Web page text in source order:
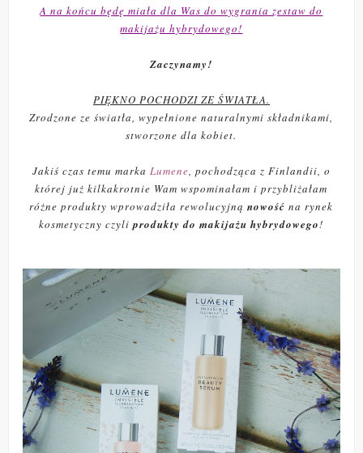
A na końcu będę miała dla Was do wygrania zestaw do
makijażu hybrydowego!
Zaczynamy!
PIĘKNO POCHODZI ZE ŚWIATŁA.
Zrodzone ze światła, wypełnione naturalnymi składnikami,
stworzone dla kobiet.
Jakiś czas temu marka Lumene, pochodząca z Finlandii, o
której już kilkakrotnie Wam wspominałam i przybliżałam
różne produkty wprowadziła rewolucyjnąnowość na rynek
kosmetyczny czyli produkty do makijażu hybrydowego!